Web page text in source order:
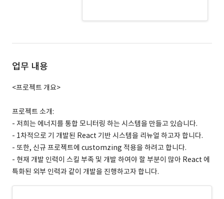
업무 내용
<프로젝트 개요>
프로젝트 소개:
- 저희는 에너지를 통합 모니터링 하는 시스템을 만들고 있습니다.
- 1차적으로 기 개발된 React 기반 시스템을 리뉴얼 하고자 합니다.
- 또한, 신규 프로젝트에 customzing 적용을 하려고 합니다.
- 현재 개발 인력이 스킬 부족 및 개발 하여야 할 부분이 많아 React 에
특화된 외부 인력과 같이 개발을 진행하고자 합니다.